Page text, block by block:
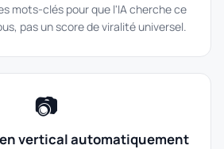
mots-clés pour que l'IA cherche ce
pas un score de viralité universel.
📷
vertical automatiquement